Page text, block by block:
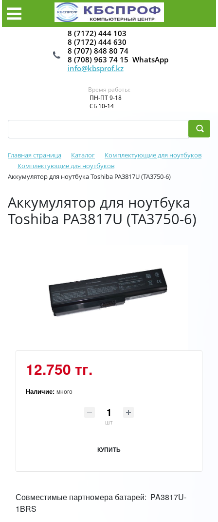
8 (7172) 444 103
8 (7172) 444 630
8 (707) 848 80 74
8 (708) 963 74 15 WhatsApp
info@kbsprof.kz
Время работы:
ПН-ПТ 9-18
СБ 10-14
Главная страница Каталог
Комплектующие для ноутбуков
Комплектующие для ноутбуков
Аккумулятор для ноутбука Toshiba PA3817U (TA3750-6)
Аккумулятор для ноутбука
Toshiba PA3817U (TA3750-6)
12.750 тг.
Наличие: много
шт
КУПИТЬ
Совместимые партномера батарей: PA3817U-
1BRS